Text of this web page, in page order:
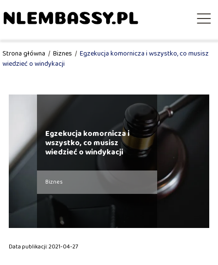
Strona główna / Biznes / Egzekucja komornicza i wszystko, co musisz
wiedzieć o windykacji
Egzekucja komornicza i
wszystko, co musisz
wiedzieć o windykacji
Biznes
Data publikacji: 2021-04-27